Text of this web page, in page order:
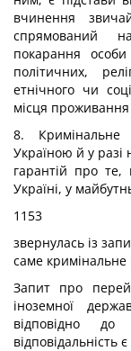
вчинення
спрямований
покарання
політичних,
етнічного чи
місця
8.
Україною й у
гарантій про
Україні, у
1153
звернулась із
саме
Запит про
іноземної
відповідно